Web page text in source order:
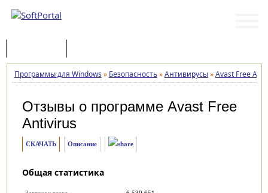
Программы для Windows » Безопасность»Антивирусы»Avast Free
Отзывы о программе Avast Free
Antivirus
СКАЧАТЬ Описание
Общая статистика